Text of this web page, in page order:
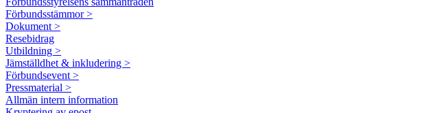
Förbundsstämmor >
Dokument >
Resebidrag
Utbildning >
Jämställdhet & inkludering >
Förbundsevent >
Pressmaterial >
Allmän intern information